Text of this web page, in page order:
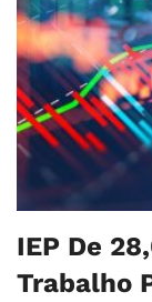
IEP De
Trabalho